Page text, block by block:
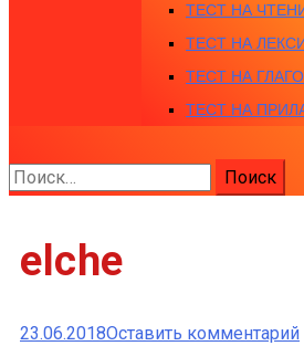
ТЕСТ НА
ТЕСТ НА
ТЕСТ НА
ТЕСТ НА
Найти:
elche
23.06.2018Оставить комментарийк